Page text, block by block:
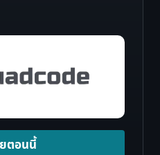
ตอนนี้